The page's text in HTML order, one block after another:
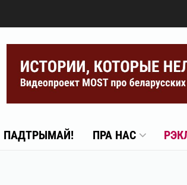
ПАДТРЫМАЙ! ПРА НАС